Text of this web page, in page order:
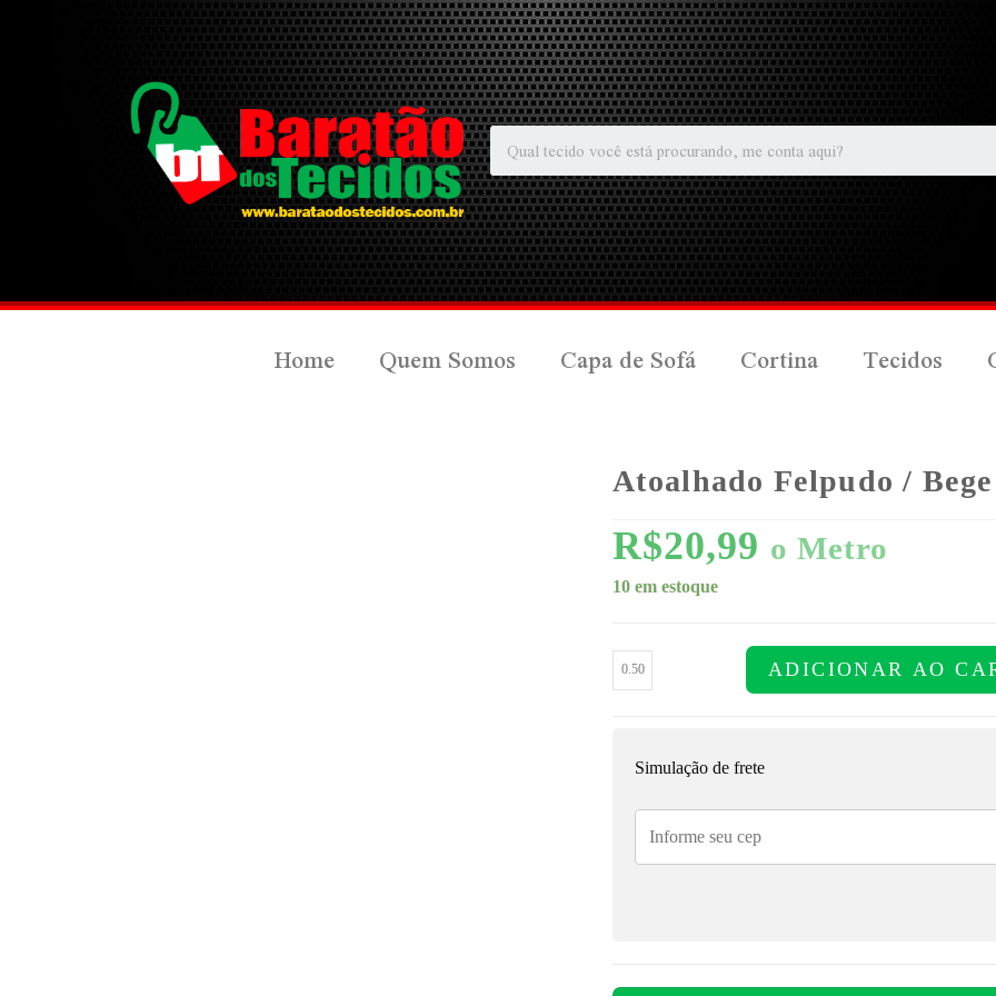
Home Quem Somos Capa de Sofá Cortina Tecidos
Atoalhado Felpudo /
R$20,99 o Metro
10 em estoque
ADICIONAR AO
Simulação de frete